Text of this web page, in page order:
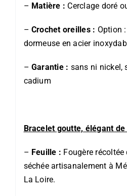
– Matière : Cerclage doré
– Crochet oreilles : Option
dormeuse en acier
– Garantie : sans ni nickel,
cadium
Bracelet goutte, élégant
– Feuille : Fougère
séchée artisanalement à
La Loire.